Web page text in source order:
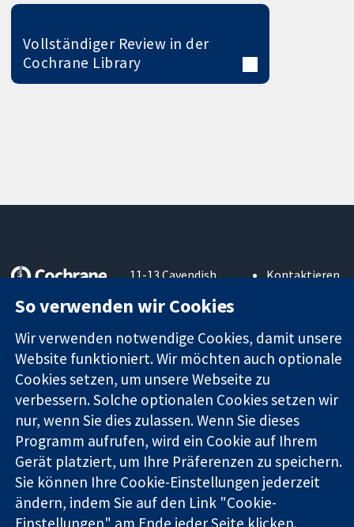
Vollständiger Review in der
Cochrane Library
Zuverlässige
Informierte
Entscheidungen
Bessere
Gesundheit
11-13 Cavendish
London
Vereinigtes
Königreich
Kontaktieren
Über uns
Cochrane
Library
Die Cochrane Collaboration ist eine gemeinützige Organisation
(Nr. 1045921) und in England und in Wales als eine Gesellschaft
mit beschränkter Haftung (Nr. 03044323) registriert.
Umsatzsteuer-Identifikationsnummer GB 718 2127 49.
So verwenden wir Cookies
Wir verwenden notwendige Cookies, damit unsere
Website funktioniert. Wir möchten auch optionale
Cookies setzen, um unsere Webseite zu
verbessern. Solche optionalen Cookies setzen wir
nur, wenn Sie dies zulassen. Wenn Sie dieses
Programm aufrufen, wird ein Cookie auf Ihrem
Gerät platziert, um Ihre Präferenzen zu speichern.
Sie können Ihre Cookie-Einstellungen jederzeit
ändern, indem Sie auf den Link "Cookie-
Einstellungen" am Ende jeder Seite klicken.